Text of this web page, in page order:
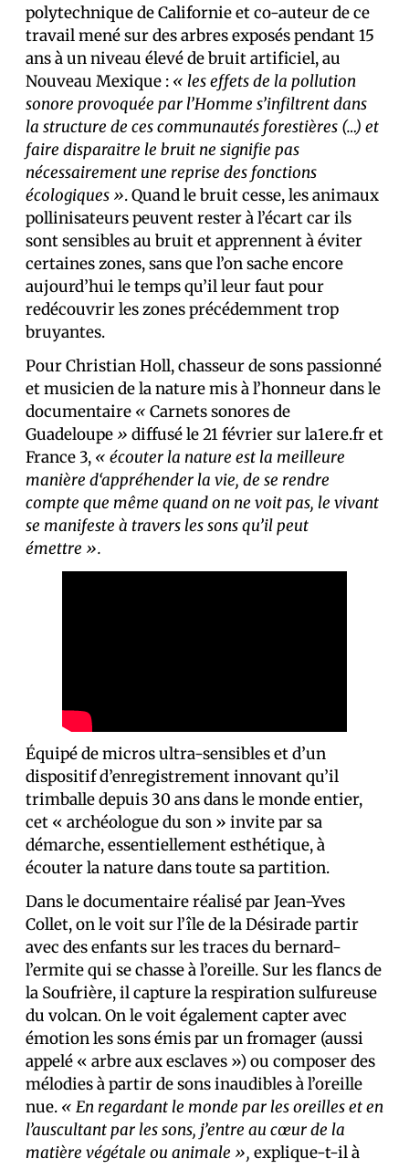
polytechnique de Californie et co-auteur de ce
travail mené sur des arbres exposés pendant 15
ans à un niveau élevé de bruit artificiel, au
Nouveau Mexique : « les effets de la pollution
sonore provoquée par l’Homme s’infiltrent dans
la structure de ces communautés forestières (…) et
faire disparaitre le bruit ne signifie pas
nécessairement une reprise des fonctions
écologiques ». Quand le bruit cesse, les animaux
pollinisateurs peuvent rester à l’écart car ils
sont sensibles au bruit et apprennent à éviter
certaines zones, sans que l’on sache encore
aujourd’hui le temps qu’il leur faut pour
redécouvrir les zones précédemment trop
bruyantes.
Pour Christian Holl, chasseur de sons passionné
et musicien de la nature mis à l’honneur dans le
documentaire « Carnets sonores de
Guadeloupe » diffusé le 21 février sur la1ere.fr et
France 3, « écouter la nature est la meilleure
manière d‘appréhender la vie, de se rendre
compte que même quand on ne voit pas, le vivant
se manifeste à travers les sons qu’il peut
émettre ».
Équipé de micros ultra-sensibles et d’un
dispositif d’enregistrement innovant qu’il
trimballe depuis 30 ans dans le monde entier,
cet « archéologue du son » invite par sa
démarche, essentiellement esthétique, à
écouter la nature dans toute sa partition.
Dans le documentaire réalisé par Jean-Yves
Collet, on le voit sur l’île de la Désirade partir
avec des enfants sur les traces du bernard-
l’ermite qui se chasse à l’oreille. Sur les flancs de
la Soufrière, il capture la respiration sulfureuse
du volcan. On le voit également capter avec
émotion les sons émis par un fromager (aussi
appelé « arbre aux esclaves ») ou composer des
mélodies à partir de sons inaudibles à l’oreille
nue. « En regardant le monde par les oreilles et en
l’auscultant par les sons, j’entre au cœur de la
matière végétale ou animale », explique-t-il à